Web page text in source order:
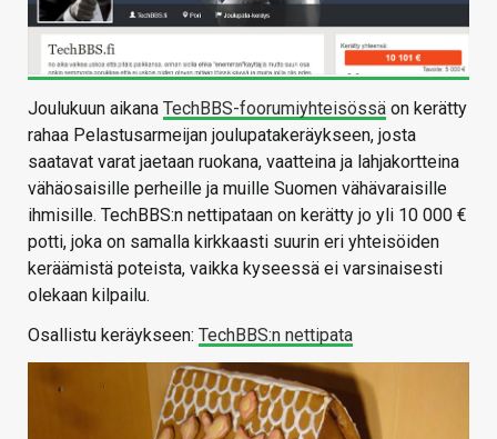
Joulukuun aikana TechBBS-foorumiyhteisössä on kerätty
rahaa Pelastusarmeijan joulupatakeräykseen, josta
saatavat varat jaetaan ruokana, vaatteina ja lahjakortteina
vähäosaisille perheille ja muille Suomen vähävaraisille
ihmisille. TechBBS:n nettipataan on kerätty jo yli 10 000 €
potti, joka on samalla kirkkaasti suurin eri yhteisöiden
keräämistä poteista, vaikka kyseessä ei varsinaisesti
olekaan kilpailu.
Osallistu keräykseen: TechBBS:n nettipata